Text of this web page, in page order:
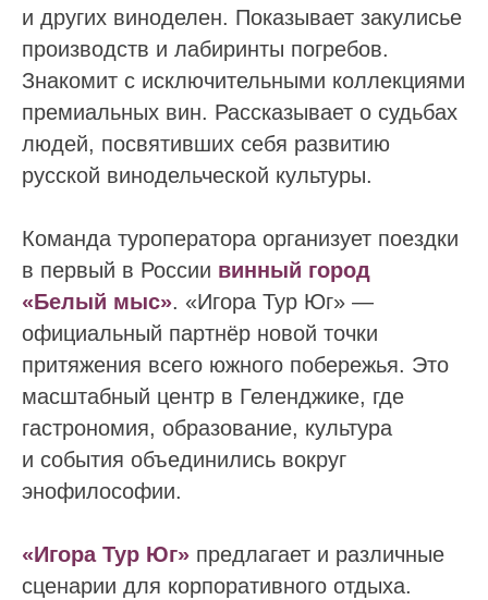
и других виноделен. Показывает закулисье
производств и лабиринты погребов.
Знакомит с исключительными коллекциями
премиальных вин. Рассказывает о судьбах
людей, посвятивших себя развитию
русской винодельческой культуры.
Команда туроператора организует поездки
в первый в России винный город
«Белый мыс». «Игора Тур Юг» —
официальный партнёр новой точки
притяжения всего южного побережья. Это
масштабный центр в Геленджике, где
гастрономия, образование, культура
и события объединились вокруг
энофилософии.
«Игора Тур Юг» предлагает и различные
сценарии для корпоративного отдыха.